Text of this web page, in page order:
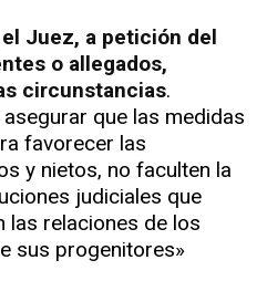
el Juez, a petición del
o allegados,
circunstancias.
que las medidas
favorecer las
y nietos, no faculten la
judiciales que
las relaciones de los
sus progenitores»